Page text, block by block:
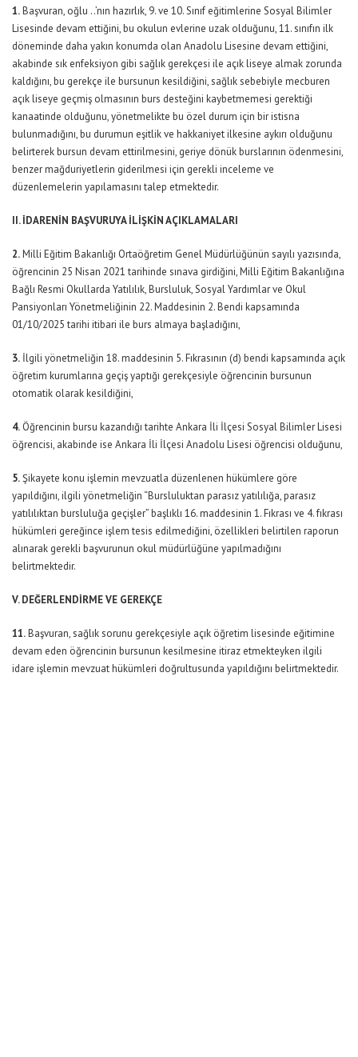
1.Başvuran, oğlu ..’nın hazırlık, 9. ve 10. Sınıf eğitimlerine Sosyal Bilimler
Lisesinde devam ettiğini, bu okulun evlerine uzak olduğunu, 11. sınıfın ilk
döneminde daha yakın konumda olan Anadolu Lisesine devam ettiğini,
akabinde sık enfeksiyon gibi sağlık gerekçesi ile açık liseye almak zorunda
kaldığını, bu gerekçe ile bursunun kesildiğini, sağlık sebebiyle mecburen
açık liseye geçmiş olmasının burs desteğini kaybetmemesi gerektiği
kanaatinde olduğunu, yönetmelikte bu özel durum için bir istisna
bulunmadığını, bu durumun eşitlik ve hakkaniyet ilkesine aykırı olduğunu
belirterek bursun devam ettirilmesini, geriye dönük burslarının ödenmesini,
benzer mağduriyetlerin giderilmesi için gerekli inceleme ve
düzenlemelerin yapılamasını talep etmektedir.
II. İDARENİN BAŞVURUYA İLİŞKİN AÇIKLAMALARI
2.Milli Eğitim Bakanlığı Ortaöğretim Genel Müdürlüğünün sayılı yazısında,
öğrencinin 25 Nisan 2021 tarihinde sınava girdiğini, Milli Eğitim Bakanlığına
Bağlı Resmi Okullarda Yatılılık, Bursluluk, Sosyal Yardımlar ve Okul
Pansiyonları Yönetmeliğinin 22. Maddesinin 2. Bendi kapsamında
01/10/2025 tarihi itibari ile burs almaya başladığını,
3. İlgili yönetmeliğin 18. maddesinin 5. Fıkrasının (d) bendi kapsamında açık
öğretim kurumlarına geçiş yaptığı gerekçesiyle öğrencinin bursunun
otomatik olarak kesildiğini,
4. Öğrencinin bursu kazandığı tarihte Ankara İli İlçesi Sosyal Bilimler Lisesi
öğrencisi, akabinde ise Ankara İli İlçesi Anadolu Lisesi öğrencisi olduğunu,
5.Şikayete konu işlemin mevzuatla düzenlenen hükümlere göre
yapıldığını, ilgili yönetmeliğin “Bursluluktan parasız yatılılığa, parasız
yatılılıktan bursluluğa geçişler” başlıklı 16. maddesinin 1. Fıkrası ve 4. fıkrası
hükümleri gereğince işlem tesis edilmediğini, özellikleri belirtilen raporun
alınarak gerekli başvurunun okul müdürlüğüne yapılmadığını
belirtmektedir.
V. DEĞERLENDİRME VE GEREKÇE
11.Başvuran, sağlık sorunu gerekçesiyle açık öğretim lisesinde eğitimine
devam eden öğrencinin bursunun kesilmesine itiraz etmekteyken ilgili
idare işlemin mevzuat hükümleri doğrultusunda yapıldığını belirtmektedir.